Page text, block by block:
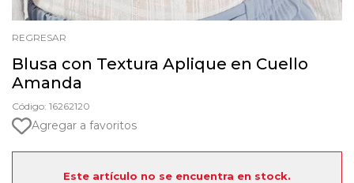
REGRESAR
Blusa con Textura Aplique en Cuello
Amanda
Código: 16262120
Agregar a favoritos
Este artículo no se encuentra en stock.